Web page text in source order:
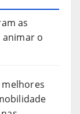
as
o
melhores